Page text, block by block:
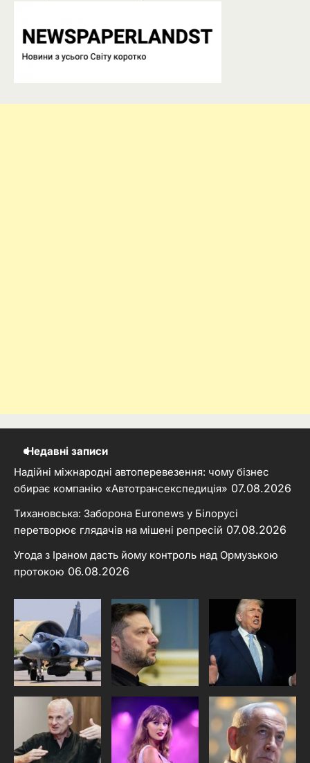
Недавні записи
Надійні міжнародні автоперевезення: чому бізнес
обирає компанію «Автотрансекспедиція» 07.08.2026
Тихановська: Заборона Euronews у Білорусі
перетворює глядачів на мішені репресій 07.08.2026
Угода з Іраном дасть йому контроль над Ормузькою
протокою 06.08.2026